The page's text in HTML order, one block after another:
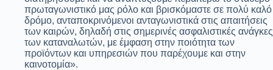
πρωταγωνιστικό μας ρόλο και βρισκόμαστε σε πολύ καλό
δρόμο, ανταποκρινόμενοι ανταγωνιστικά στις απαιτήσεις
των καιρών, δηλαδή στις σημερινές ασφαλιστικές ανάγκες
των καταναλωτών, με έμφαση στην ποιότητα των
προϊόντων και υπηρεσιών που παρέχουμε και στην
καινοτομία».